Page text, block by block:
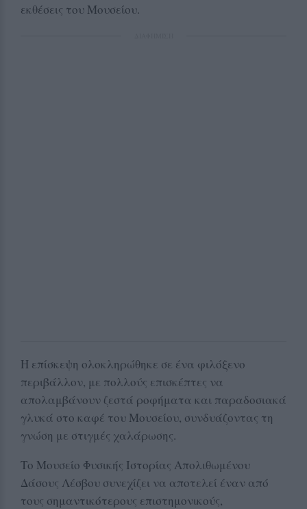
εκθέσεις του Μουσείου.
Η επίσκεψη ολοκληρώθηκε σε ένα φιλόξενο
περιβάλλον, με πολλούς επισκέπτες να
απολαμβάνουν ζεστά ροφήματα και παραδοσιακά
γλυκά στο καφέ του Μουσείου, συνδυάζοντας τη
γνώση με στιγμές χαλάρωσης.
Το Μουσείο Φυσικής Ιστορίας Απολιθωμένου
Δάσους Λέσβου συνεχίζει να αποτελεί έναν από
τους σημαντικότερους επιστημονικούς,